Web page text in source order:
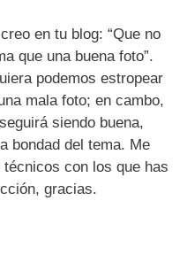
en tu blog: “Que no
que una buena foto”.
podemos estropear
mala foto; en cambo,
siendo buena,
bondad del tema. Me
con los que has
gracias.